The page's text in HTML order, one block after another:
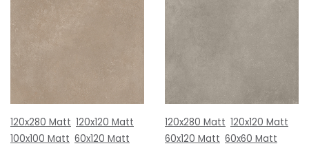
120x280 Matt 120x120 Matt
100x100 Matt 60x120 Matt
120x280 Matt 120x120 Matt
60x120 Matt 60x60 Matt